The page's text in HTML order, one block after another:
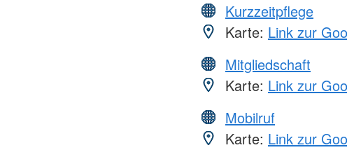
Kurzzeitpflege
Karte: Link zur
Mitgliedschaft
Karte: Link zur
Mobilruf
Karte: Link zur